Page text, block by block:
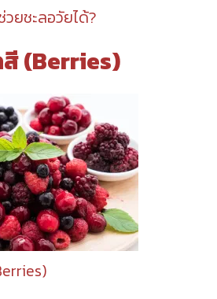
ยชะลอวัยได้?
สี (Berries)